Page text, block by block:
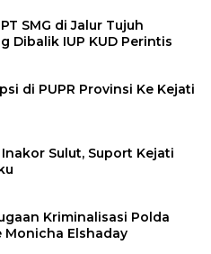
SMG di Jalur Tujuh
Dibalik IUP KUD Perintis
di PUPR Provinsi Ke Kejati
Sulut, Suport Kejati
Kriminalisasi Polda
Monicha Elshaday